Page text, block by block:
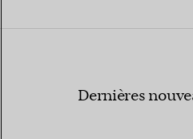
Dernières